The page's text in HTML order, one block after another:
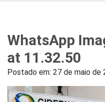
WhatsApp
at 11.32.50
Postado em: 27 de maio de